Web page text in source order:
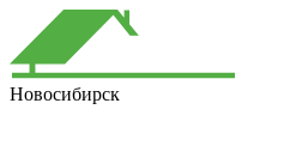
Новосибирск